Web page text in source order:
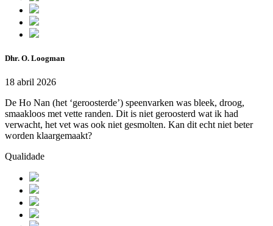
Dhr. O. Loogman
18 abril 2026
De Ho Nan (het ‘geroosterde’) speenvarken was bleek, droog,
smaakloos met vette randen. Dit is niet geroosterd wat ik had
verwacht, het vet was ook niet gesmolten. Kan dit echt niet beter
worden klaargemaakt?
Qualidade